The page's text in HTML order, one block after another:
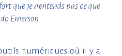
que je n’entends pas ce que
Emerson
numériques où il y a